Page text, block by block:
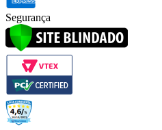
Segurança